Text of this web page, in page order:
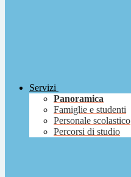
Servizi
Panoramica
Famiglie e studenti
Personale scolastico
Percorsi di studio